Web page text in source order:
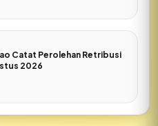
Catat Perolehan Retribusi
2026